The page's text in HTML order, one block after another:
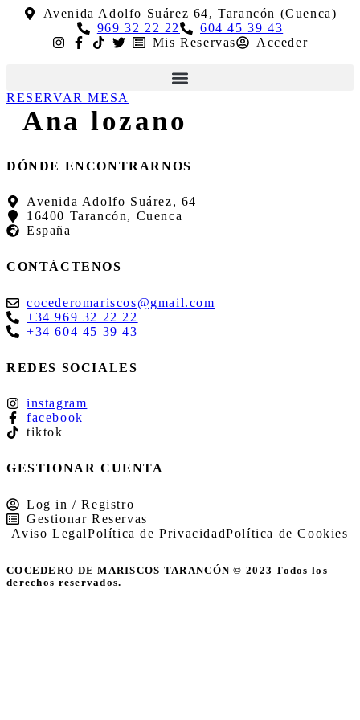
contenido
Avenida Adolfo Suárez 64, Tarancón (Cuenca)
969 32 22 22
604 45 39 43
Mis Reservas
Acceder
RESERVAR MESA
Ana lozano
DÓNDE ENCONTRARNOS
Avenida Adolfo Suárez, 64
16400 Tarancón, Cuenca
España
CONTÁCTENOS
cocederomariscos@gmail.com
+34 969 32 22 22
+34 604 45 39 43
REDES SOCIALES
instagram
facebook
tiktok
GESTIONAR CUENTA
Log in / Registro
Gestionar Reservas
Aviso LegalPolítica de PrivacidadPolítica de Cookies
COCEDERO DE MARISCOS TARANCÓN © 2023 Todos los
derechos reservados.